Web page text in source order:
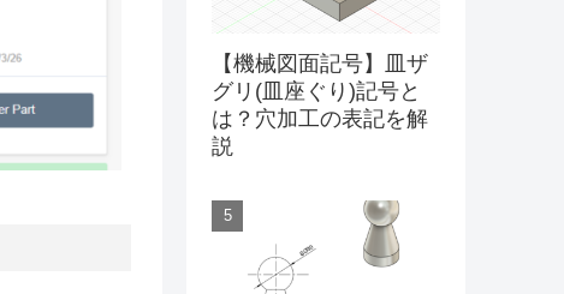
【機械図面記号】皿ザ
グリ(皿座ぐり)記号と
は？穴加工の表記を解
説